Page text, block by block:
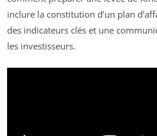
inclure la constitution d’un plan
des indicateurs clés et une
les investisseurs.